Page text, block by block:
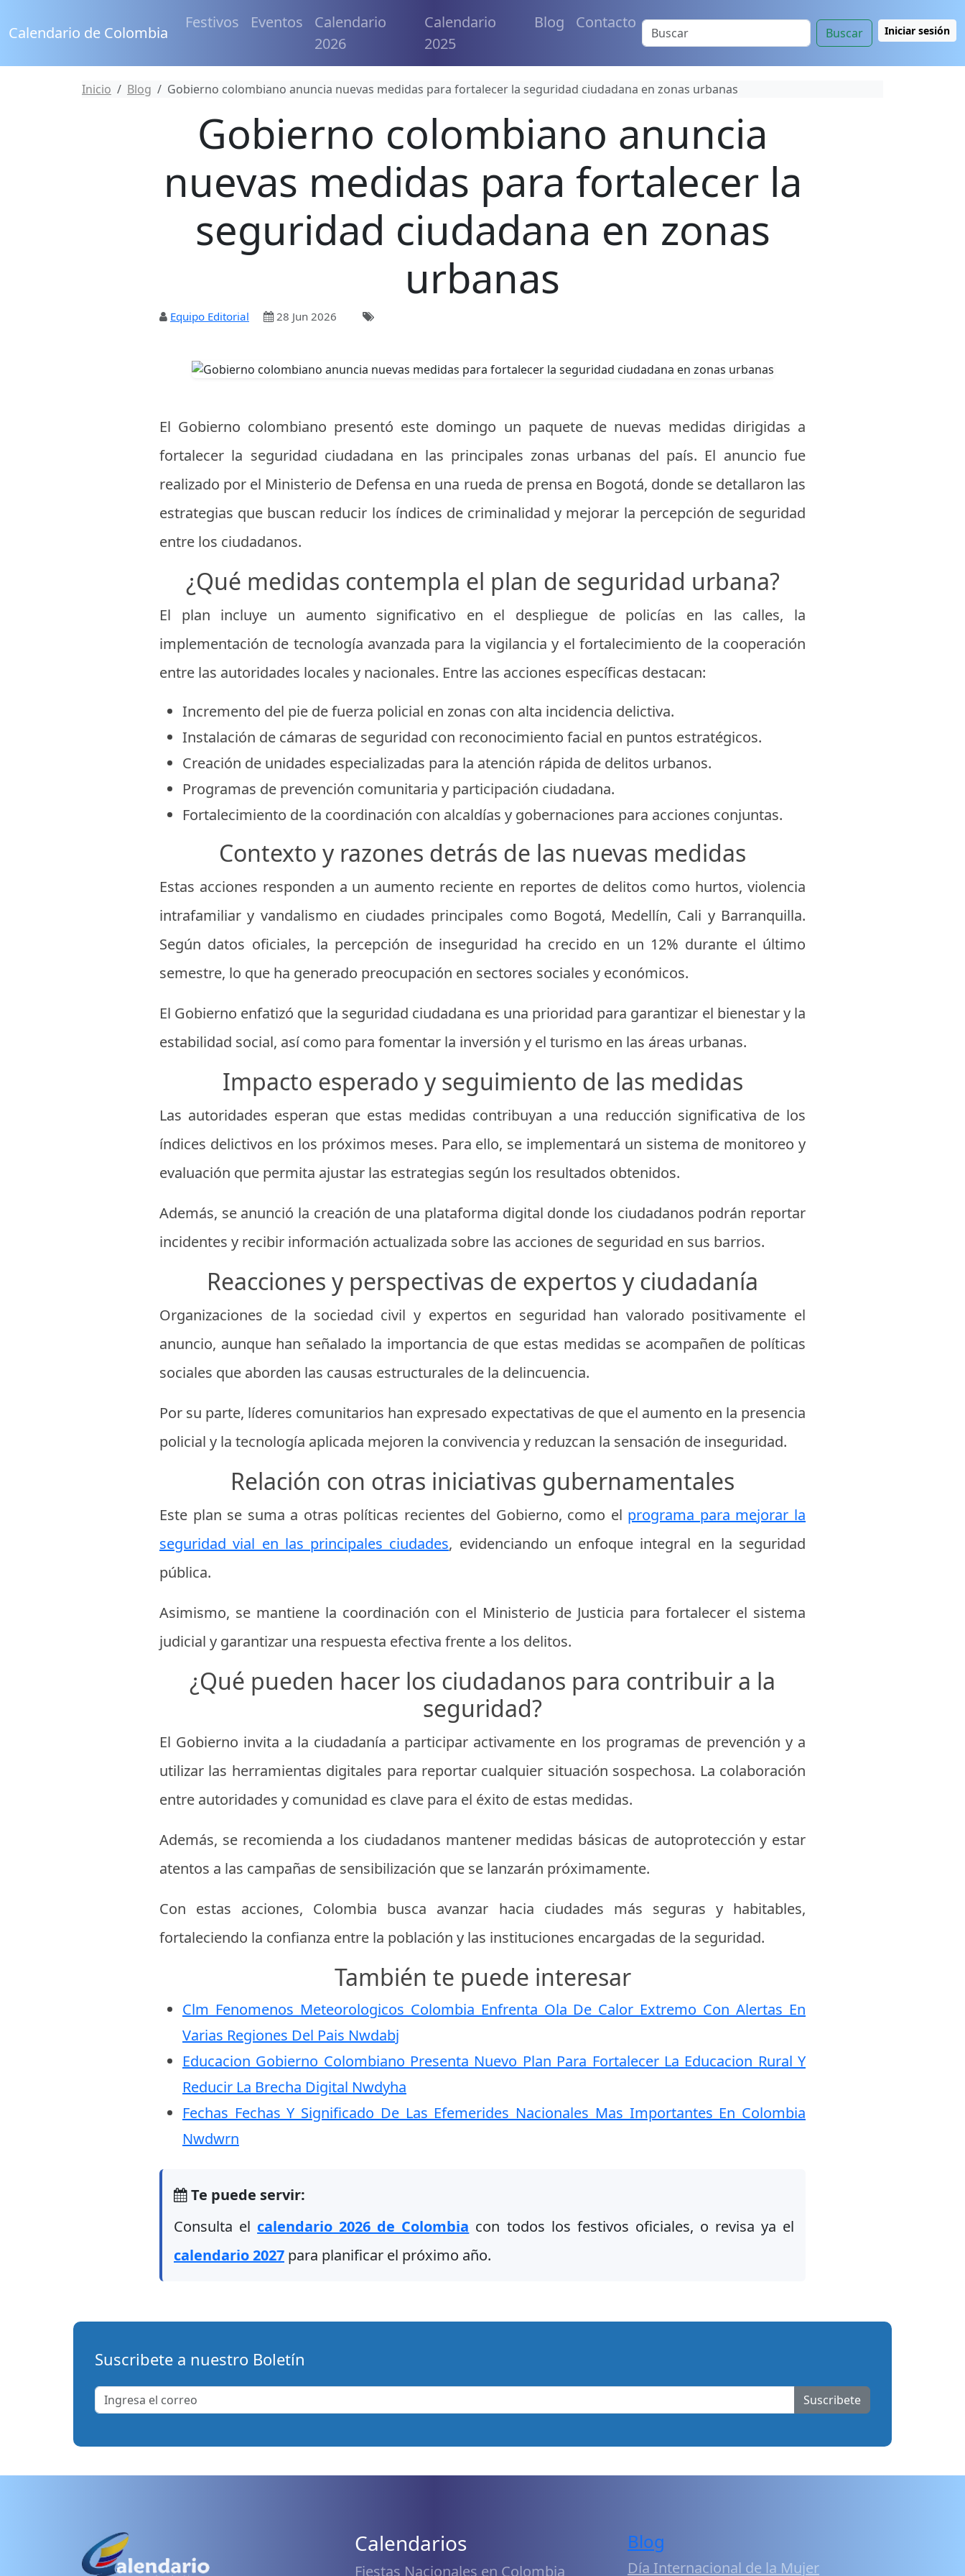
Calendario de Colombia
Festivos Eventos
Calendario
2026
Calendario
2025
Blog Contacto
Buscar Iniciar sesión
Inicio Blog Gobierno colombiano anuncia nuevas medidas para fortalecer la seguridad ciudadana en zonas urbanas
Gobierno colombiano anuncia
nuevas medidas para fortalecer la
seguridad ciudadana en zonas
urbanas
Equipo Editorial 28 Jun 2026
El Gobierno colombiano presentó este domingo un paquete de nuevas medidas dirigidas a
fortalecer la seguridad ciudadana en las principales zonas urbanas del país. El anuncio fue
realizado por el Ministerio de Defensa en una rueda de prensa en Bogotá, donde se detallaron las
estrategias que buscan reducir los índices de criminalidad y mejorar la percepción de seguridad
entre los ciudadanos.
¿Qué medidas contempla el plan de seguridad urbana?
El plan incluye un aumento significativo en el despliegue de policías en las calles, la
implementación de tecnología avanzada para la vigilancia y el fortalecimiento de la cooperación
entre las autoridades locales y nacionales. Entre las acciones específicas destacan:
Incremento del pie de fuerza policial en zonas con alta incidencia delictiva.
Instalación de cámaras de seguridad con reconocimiento facial en puntos estratégicos.
Creación de unidades especializadas para la atención rápida de delitos urbanos.
Programas de prevención comunitaria y participación ciudadana.
Fortalecimiento de la coordinación con alcaldías y gobernaciones para acciones conjuntas.
Contexto y razones detrás de las nuevas medidas
Estas acciones responden a un aumento reciente en reportes de delitos como hurtos, violencia
intrafamiliar y vandalismo en ciudades principales como Bogotá, Medellín, Cali y Barranquilla.
Según datos oficiales, la percepción de inseguridad ha crecido en un 12% durante el último
semestre, lo que ha generado preocupación en sectores sociales y económicos.
El Gobierno enfatizó que la seguridad ciudadana es una prioridad para garantizar el bienestar y la
estabilidad social, así como para fomentar la inversión y el turismo en las áreas urbanas.
Impacto esperado y seguimiento de las medidas
Las autoridades esperan que estas medidas contribuyan a una reducción significativa de los
índices delictivos en los próximos meses. Para ello, se implementará un sistema de monitoreo y
evaluación que permita ajustar las estrategias según los resultados obtenidos.
Además, se anunció la creación de una plataforma digital donde los ciudadanos podrán reportar
incidentes y recibir información actualizada sobre las acciones de seguridad en sus barrios.
Reacciones y perspectivas de expertos y ciudadanía
Organizaciones de la sociedad civil y expertos en seguridad han valorado positivamente el
anuncio, aunque han señalado la importancia de que estas medidas se acompañen de políticas
sociales que aborden las causas estructurales de la delincuencia.
Por su parte, líderes comunitarios han expresado expectativas de que el aumento en la presencia
policial y la tecnología aplicada mejoren la convivencia y reduzcan la sensación de inseguridad.
Relación con otras iniciativas gubernamentales
Este plan se suma a otras políticas recientes del Gobierno, como el programa para mejorar la
seguridad vial en las principales ciudades, evidenciando un enfoque integral en la seguridad
pública.
Asimismo, se mantiene la coordinación con el Ministerio de Justicia para fortalecer el sistema
judicial y garantizar una respuesta efectiva frente a los delitos.
¿Qué pueden hacer los ciudadanos para contribuir a la
seguridad?
El Gobierno invita a la ciudadanía a participar activamente en los programas de prevención y a
utilizar las herramientas digitales para reportar cualquier situación sospechosa. La colaboración
entre autoridades y comunidad es clave para el éxito de estas medidas.
Además, se recomienda a los ciudadanos mantener medidas básicas de autoprotección y estar
atentos a las campañas de sensibilización que se lanzarán próximamente.
Con estas acciones, Colombia busca avanzar hacia ciudades más seguras y habitables,
fortaleciendo la confianza entre la población y las instituciones encargadas de la seguridad.
También te puede interesar
Clm Fenomenos Meteorologicos Colombia Enfrenta Ola De Calor Extremo Con Alertas En
Varias Regiones Del Pais Nwdabj
Educacion Gobierno Colombiano Presenta Nuevo Plan Para Fortalecer La Educacion Rural Y
Reducir La Brecha Digital Nwdyha
Fechas Fechas Y Significado De Las Efemerides Nacionales Mas Importantes En Colombia
Nwdwrn
Te puede servir:
Consulta el calendario 2026 de Colombia con todos los festivos oficiales, o revisa ya el
calendario 2027 para planificar el próximo año.
Suscribete a nuestro Boletín
Suscribete
Calendarios
Fiestas Nacionales en Colombia
Blog
Día Internacional de la Mujer